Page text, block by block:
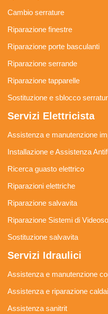
Cambio serrature
Riparazione finestre
Riparazione porte basculanti
Riparazione serrande
Riparazione tapparelle
Sostituzione e sblocco
Servizi Elettricista
Assistenza e manutenzione
Installazione e Assistenza
Ricerca guasto elettrico
Riparazioni elettriche
Riparazione salvavita
Riparazione Sistemi di
Sostituzione salvavita
Servizi Idraulici
Assistenza e manutenzione
Assistenza e riparazione
Assistenza sanitrit